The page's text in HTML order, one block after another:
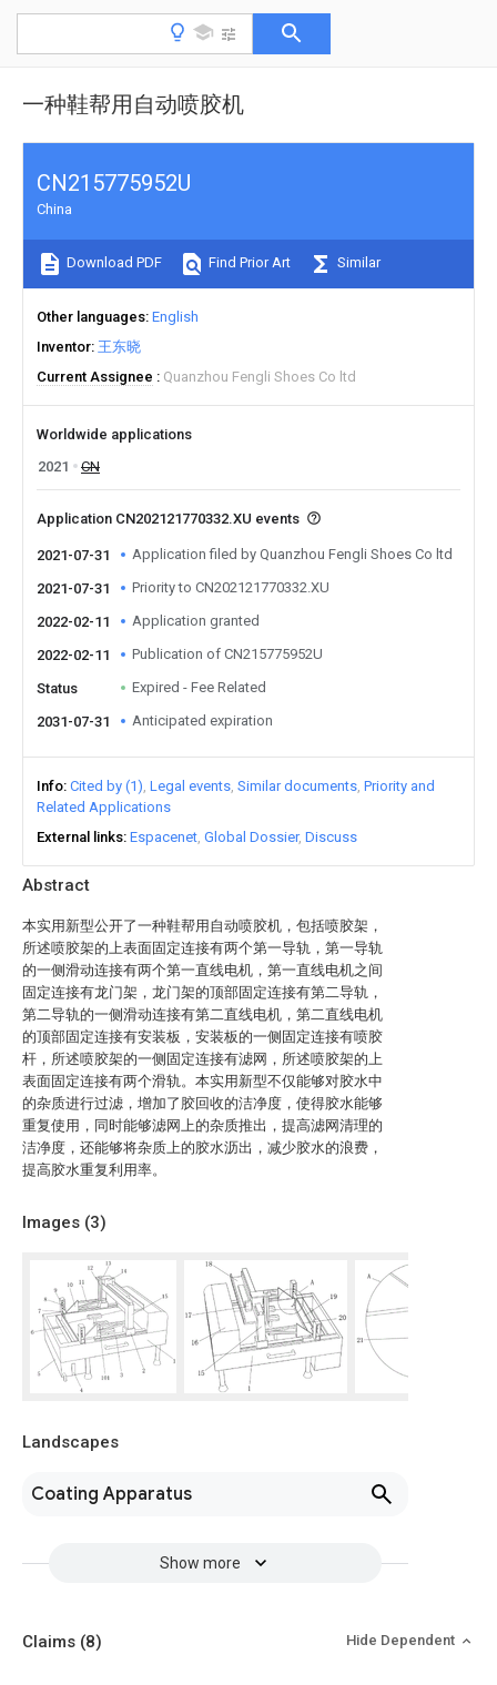
一种鞋帮用自动喷胶机
Abstract
本实用新型公开了一种鞋帮用自动喷胶机，包括喷胶架，
所述喷胶架的上表面固定连接有两个第一导轨，第一导轨
的一侧滑动连接有两个第一直线电机，第一直线电机之间
固定连接有龙门架，龙门架的顶部固定连接有第二导轨，
第二导轨的一侧滑动连接有第二直线电机，第二直线电机
的顶部固定连接有安装板，安装板的一侧固定连接有喷胶
杆，所述喷胶架的一侧固定连接有滤网，所述喷胶架的上
表面固定连接有两个滑轨。本实用新型不仅能够对胶水中
的杂质进行过滤，增加了胶回收的洁净度，使得胶水能够
重复使用，同时能够滤网上的杂质推出，提高滤网清理的
洁净度，还能够将杂质上的胶水沥出，减少胶水的浪费，
提高胶水重复利用率。
Images (3)
Landscapes
Coating Apparatus
Show more
CN215775952U
China
Download PDF Find Prior Art Similar
Other languages English
Inventor 王东晓
Current Assignee
Quanzhou Fengli Shoes Co ltd
Worldwide applications
2021
CN
Application CN202121770332.XU events
2021-07-31 Application filed by Quanzhou Fengli Shoes Co ltd
2021-07-31 Priority to CN202121770332.XU
2022-02-11 Application granted
2022-02-11 Publication of CN215775952U
Status Expired - Fee Related
2031-07-31 Anticipated expiration
Info Cited by (1) Legal events Similar documents Priority and
Related Applications
External links Espacenet Global Dossier Discuss
Claims (8) Hide Dependent